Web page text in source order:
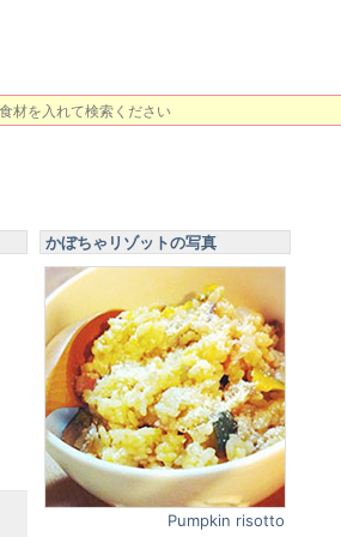
かぼちゃリゾットの写真
Pumpkin risotto